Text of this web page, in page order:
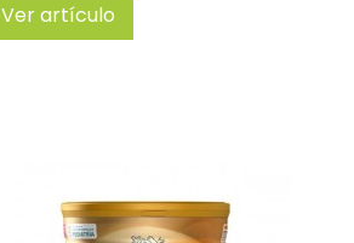
Ver artículo